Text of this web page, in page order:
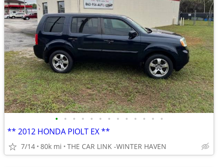
• • • • • • • • • • • • •
** 2012 HONDA PIOLT EX **
7/14 80k mi THE CAR LINK -WINTER HAVEN